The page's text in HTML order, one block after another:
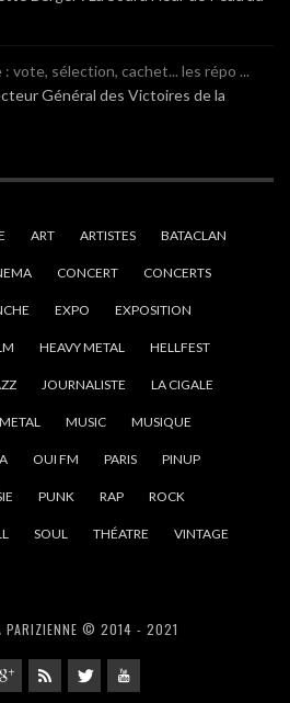
vote, sélection, cachet... les répo ...
Général des Victoires de la
ART ARTISTES BATACLAN
CONCERT CONCERTS
EXPO EXPOSITION
HEAVY METAL HELLFEST
JOURNALISTE LA CIGALE
METAL MUSIC MUSIQUE
OUI FM PARIS PINUP
PUNK RAP ROCK
SOUL THÉATRE VINTAGE
PARIZIENNE © 2014 - 2021